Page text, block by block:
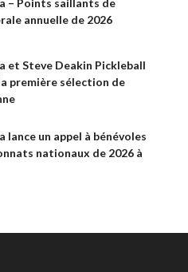
– Points saillants de
annuelle de 2026
et Steve Deakin Pickleball
première sélection de
lance un appel à bénévoles
nationaux de 2026 à